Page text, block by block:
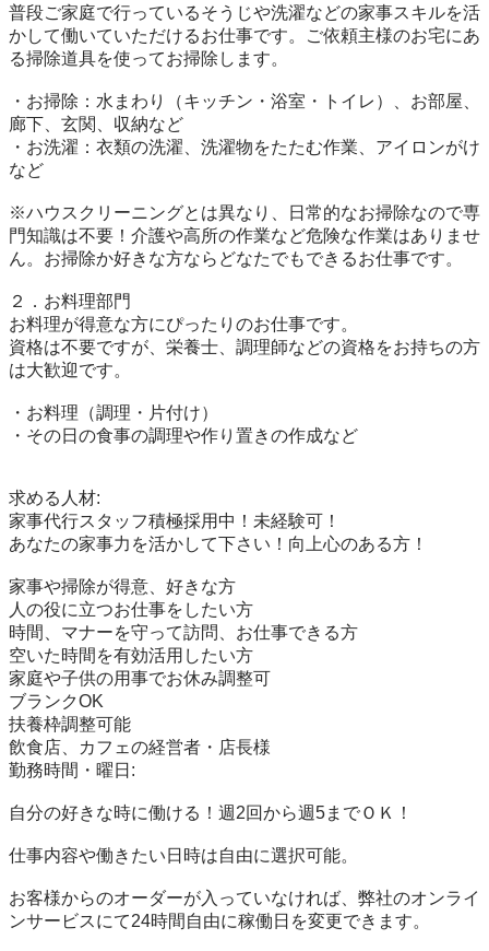
普段ご家庭で行っているそうじや洗濯などの家事スキルを活
かして働いていただけるお仕事です。ご依頼主様のお宅にあ
る掃除道具を使ってお掃除します。
・お掃除：水まわり（キッチン・浴室・トイレ）、お部屋、
廊下、玄関、収納など
・お洗濯：衣類の洗濯、洗濯物をたたむ作業、アイロンがけ
など
※ハウスクリーニングとは異なり、日常的なお掃除なので専
門知識は不要！介護や高所の作業など危険な作業はありませ
ん。お掃除か好きな方ならどなたでもできるお仕事です。
２．お料理部門
お料理が得意な方にぴったりのお仕事です。
資格は不要ですが、栄養士、調理師などの資格をお持ちの方
は大歓迎です。
・お料理（調理・片付け）
・その日の食事の調理や作り置きの作成など
求める人材:
家事代行スタッフ積極採用中！未経験可！
あなたの家事力を活かして下さい！向上心のある方！
家事や掃除が得意、好きな方
人の役に立つお仕事をしたい方
時間、マナーを守って訪問、お仕事できる方
空いた時間を有効活用したい方
家庭や子供の用事でお休み調整可
ブランクOK
扶養枠調整可能
飲食店、カフェの経営者・店長様
勤務時間・曜日:
自分の好きな時に働ける！週2回から週5までＯＫ！
仕事内容や働きたい日時は自由に選択可能。
お客様からのオーダーが入っていなければ、弊社のオンライ
ンサービスにて24時間自由に稼働日を変更できます。